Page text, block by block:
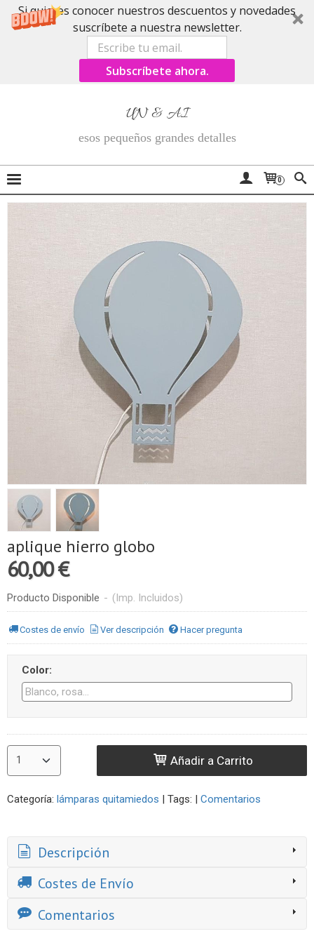
Si quieres conocer nuestros descuentos y novedades
suscríbete a nuestra newsletter.
Subscríbete ahora.
UN & AI
esos pequeños grandes detalles
0
aplique hierro globo
60,00 €
Producto Disponible - (Imp. Incluidos)
Costes de envío Ver descripción Hacer pregunta
Color:
Añadir a Carrito
Categoría: lámparas quitamiedos | Tags: | Comentarios
Descripción
Costes de Envío
Comentarios